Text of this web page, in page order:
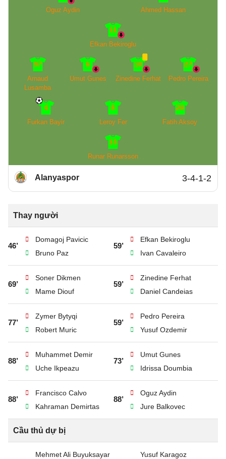
Oguz Aydin
Ahmed Hassan
11
Efkan Bekiroglu
97
Arnaud
Lusamba
6
Umut Gunes
10
Zinedine Ferhat
27
Pedro Pereira
4
Furkan Bayir
8
Leroy Fer
20
Fatih Aksoy
13
Runar Runarsson
Alanyaspor 3-4-1-2
Thay người
46’
Domagoj Pavicic
Bruno Paz
59’
Efkan Bekiroglu
Ivan Cavaleiro
69’
Soner Dikmen
Mame Diouf
59’
Zinedine Ferhat
Daniel Candeias
77’
Zymer Bytyqi
Robert Muric
59’
Pedro Pereira
Yusuf Ozdemir
88’
Muhammet Demir
Uche Ikpeazu
73’
Umut Gunes
Idrissa Doumbia
88’
Francisco Calvo
Kahraman Demirtas
88’
Oguz Aydin
Jure Balkovec
Cầu thủ dự bị
Mehmet Ali Buyuksayar Yusuf Karagoz